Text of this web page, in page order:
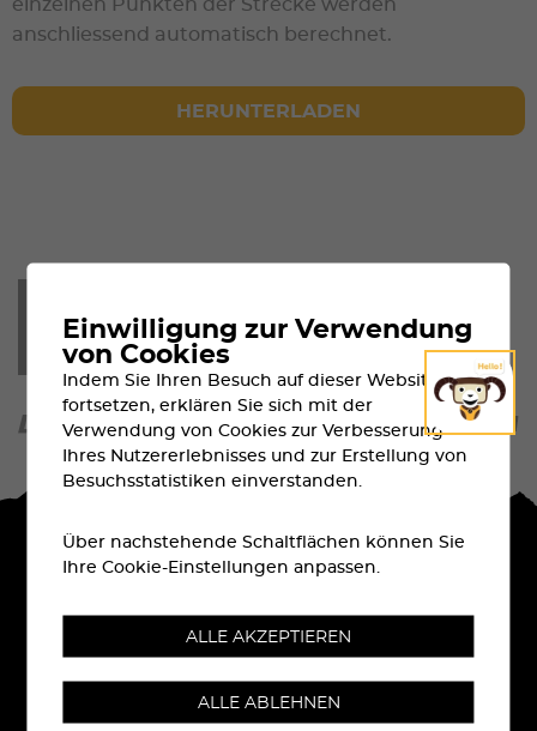
einzelnen Punkten der Strecke werden
anschliessend automatisch berechnet.
HERUNTERLADEN
Einwilligung zur Verwendung
von Cookies
Indem Sie Ihren Besuch auf dieser Website
fortsetzen, erklären Sie sich mit der
Verwendung von Cookies zur Verbesserung
Ihres Nutzererlebnisses und zur Erstellung von
Besuchsstatistiken einverstanden.
Über nachstehende Schaltflächen können Sie
Ihre Cookie-Einstellungen anpassen.
ALLE AKZEPTIEREN
ALLE ABLEHNEN